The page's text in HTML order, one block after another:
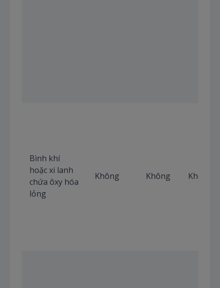
Bình khí
hoặc xi lanh
chứa ôxy hóa
lỏng
Không Không Không